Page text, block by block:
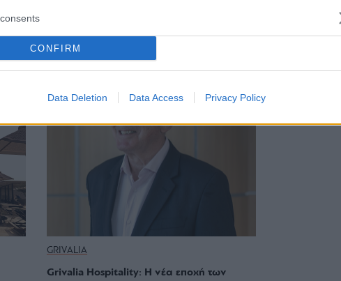
CONFIRM
Data Deletion Data Access Privacy Policy
GRIVALIA
Grivalia Hospitality: Η νέα εποχή των